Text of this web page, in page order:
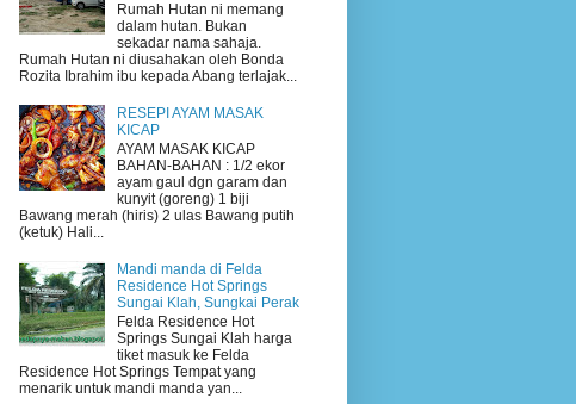
Rumah Hutan ni memang
dalam hutan. Bukan
sekadar nama sahaja.
Rumah Hutan ni diusahakan oleh Bonda
Rozita Ibrahim ibu kepada Abang terlajak...
RESEPI AYAM MASAK
KICAP
AYAM MASAK KICAP
BAHAN-BAHAN : 1/2 ekor
ayam gaul dgn garam dan
kunyit (goreng) 1 biji
Bawang merah (hiris) 2 ulas Bawang putih
(ketuk) Hali...
Mandi manda di Felda
Residence Hot Springs
Sungai Klah, Sungkai Perak
Felda Residence Hot
Springs Sungai Klah harga
tiket masuk ke Felda
Residence Hot Springs Tempat yang
menarik untuk mandi manda yan...